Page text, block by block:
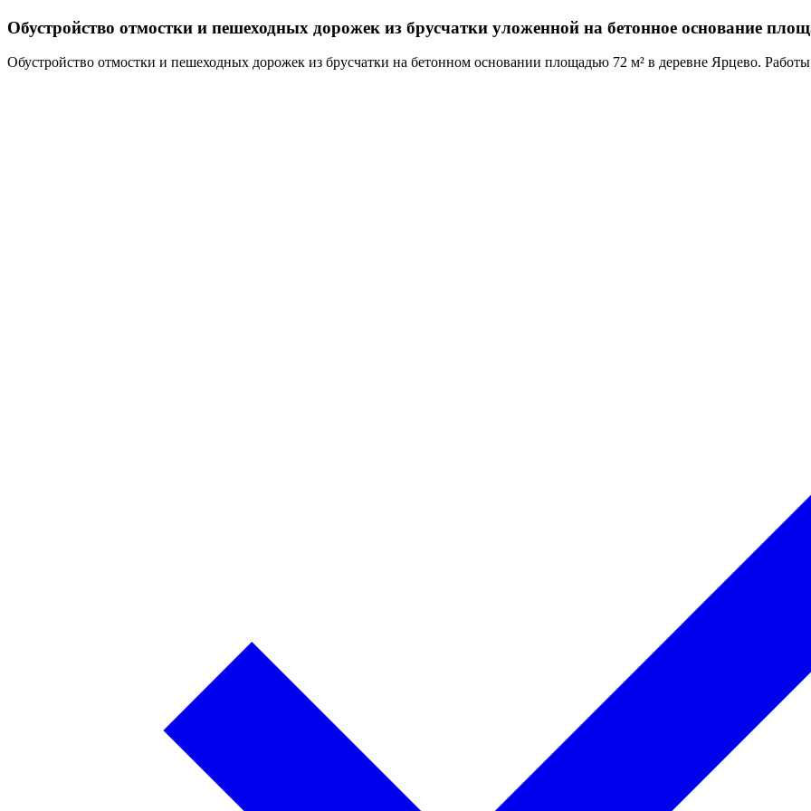
Обустройство отмостки и пешеходных дорожек из брусчатки уложенной на бетонное основание
Обустройство отмостки и пешеходных дорожек из брусчатки на бетонном основании площадью 72 м² в деревне Ярцево.